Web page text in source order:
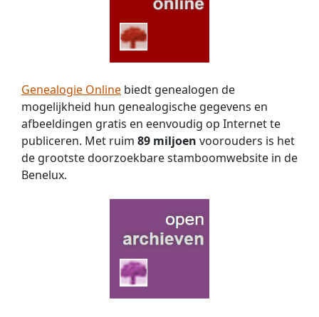
Genealogie Online biedt genealogen de
mogelijkheid hun genealogische gegevens en
afbeeldingen gratis en eenvoudig op Internet te
publiceren. Met ruim 89 miljoen voorouders is het
de grootste doorzoekbare stamboomwebsite in de
Benelux.